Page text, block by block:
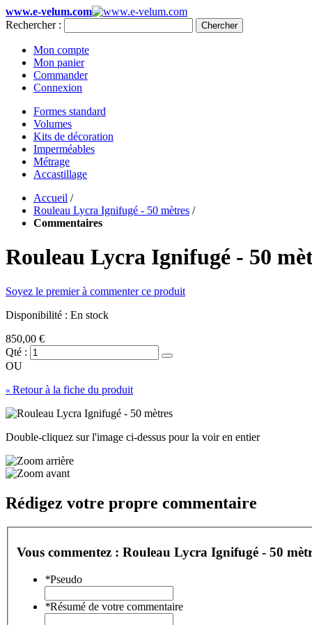
www.e-velum.com
Rechercher :
Chercher
Mon compte
Mon panier
Commander
Connexion
Formes standard
Volumes
Kits de décoration
Imperméables
Métrage
Accastillage
Accueil /
Rouleau Lycra Ignifugé - 50 mètres /
Commentaires
Rouleau Lycra Ignifugé - 50
Soyez le premier à commenter ce produit
Disponibilité : En stock
850,00 €
Qté :
OU
« Retour à la fiche du produit
Double-cliquez sur l'image ci-dessus pour la voir en entier
Rédigez votre propre commentaire
Vous commentez : Rouleau Lycra Ignifugé - 50
*Pseudo
*Résumé de votre commentaire